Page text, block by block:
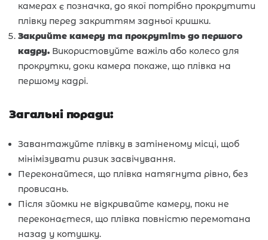
камерах є позначка, до якої потрібно прокрутити
плівку перед закриттям задньої кришки.
Закрийте камеру та прокрутіть до першого
кадру. Використовуйте важіль або колесо для
прокрутки, доки камера покаже, що плівка на
першому кадрі.
Загальні поради:
Завантажуйте плівку в затіненому місці, щоб
мінімізувати ризик засвічування.
Переконайтеся, що плівка натягнута рівно, без
провисань.
Після зйомки не відкривайте камеру, поки не
переконаєтеся, що плівка повністю перемотана
назад у котушку.